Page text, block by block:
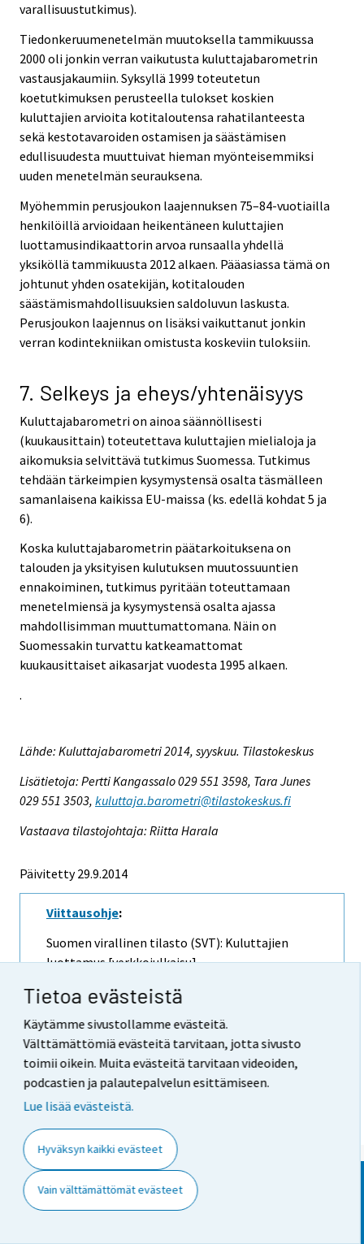
Tietoa evästeistä
Käytämme sivustollamme evästeitä.
Välttämättömiä evästeitä tarvitaan, jotta sivusto
toimii oikein. Muita evästeitä tarvitaan videoiden,
podcastien ja palautepalvelun esittämiseen.
Lue lisää evästeistä.
Hyväksyn kaikki evästeet
Vain välttämättömät evästeet
varallisuustutkimus).
Tiedonkeruumenetelmän muutoksella tammikuussa
2000 oli jonkin verran vaikutusta kuluttajabarometrin
vastausjakaumiin. Syksyllä 1999 toteutetun
koetutkimuksen perusteella tulokset koskien
kuluttajien arvioita kotitaloutensa rahatilanteesta
sekä kestotavaroiden ostamisen ja säästämisen
edullisuudesta muuttuivat hieman myönteisemmiksi
uuden menetelmän seurauksena.
Myöhemmin perusjoukon laajennuksen 75–84-vuotiailla
henkilöillä arvioidaan heikentäneen kuluttajien
luottamusindikaattorin arvoa runsaalla yhdellä
yksiköllä tammikuusta 2012 alkaen. Pääasiassa tämä on
johtunut yhden osatekijän, kotitalouden
säästämismahdollisuuksien saldoluvun laskusta.
Perusjoukon laajennus on lisäksi vaikuttanut jonkin
verran kodintekniikan omistusta koskeviin tuloksiin.
7. Selkeys ja eheys/yhtenäisyys
Kuluttajabarometri on ainoa säännöllisesti
(kuukausittain) toteutettava kuluttajien mielialoja ja
aikomuksia selvittävä tutkimus Suomessa. Tutkimus
tehdään tärkeimpien kysymystensä osalta täsmälleen
samanlaisena kaikissa EU-maissa (ks. edellä kohdat 5 ja
6).
Koska kuluttajabarometrin päätarkoituksena on
talouden ja yksityisen kulutuksen muutossuuntien
ennakoiminen, tutkimus pyritään toteuttamaan
menetelmiensä ja kysymystensä osalta ajassa
mahdollisimman muuttumattomana. Näin on
Suomessakin turvattu katkeamattomat
kuukausittaiset aikasarjat vuodesta 1995 alkaen.
.
Lähde: Kuluttajabarometri 2014, syyskuu. Tilastokeskus
Lisätietoja: Pertti Kangassalo 029 551 3598, Tara Junes
029 551 3503, kuluttaja.barometri@tilastokeskus.fi
Vastaava tilastojohtaja: Riitta Harala
Päivitetty 29.9.2014
Viittausohje:
Suomen virallinen tilasto (SVT): Kuluttajien
luottamus [verkkojulkaisu].
Kuluttajabarometri . Helsinki: Tilastokeskus
[viitattu: 8.8.2026].
Saantitapa:
https://stat.fi/til/kbar/2014/09/kbar_2014_09
_2014-09-29_laa_001_fi.html